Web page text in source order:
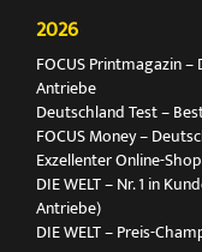
2026
FOCUS Printmagazin
Antriebe
Deutschland Test –
FOCUS Money –
Exzellenter Online-Shop
DIE WELT – Nr. 1 in
Antriebe)
DIE WELT – Preis-